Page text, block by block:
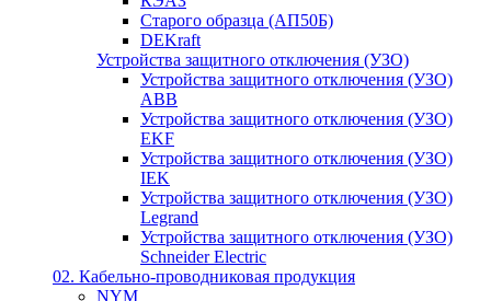
Старого образца (АП50Б)
DEKraft
Устройства защитного отключения (УЗО)
Устройства защитного отключения (УЗО)
ABB
Устройства защитного отключения (УЗО)
EKF
Устройства защитного отключения (УЗО)
IEK
Устройства защитного отключения (УЗО)
Legrand
Устройства защитного отключения (УЗО)
Schneider Electric
02. Кабельно-проводниковая продукция
NYM